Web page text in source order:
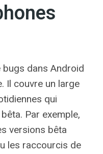
dans Android
Il couvre un large
qui
Par exemple,
versions bêta
les raccourcis de